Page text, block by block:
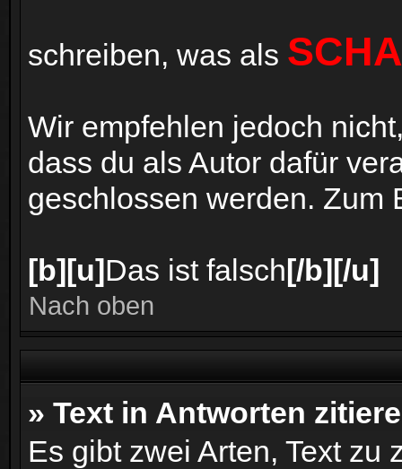
schreiben, was als
Wir empfehlen jedoch
dass du als Autor dafür
geschlossen werden. Zum
[b][u]Das ist falsch[/b][/u]
Nach oben
» Text in Antworten
Es gibt zwei Arten, Text zu